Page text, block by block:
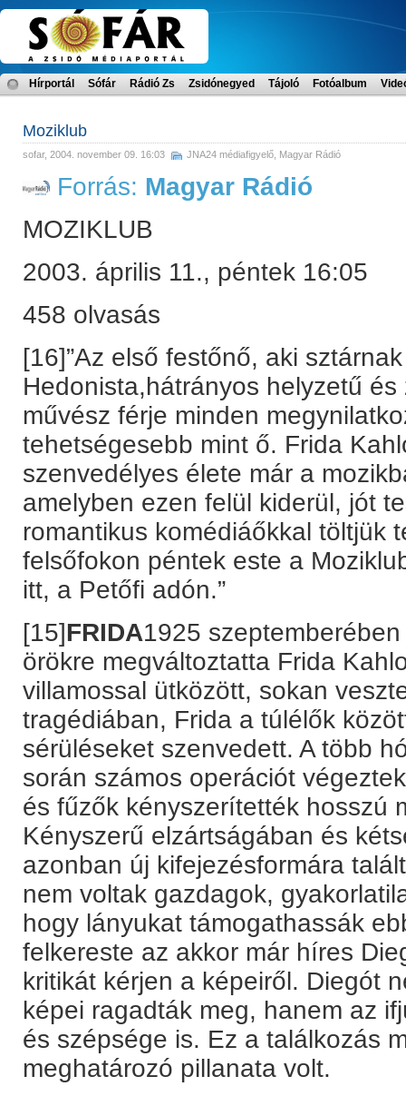
Hírportál Sófár Rádió Zs Zsidónegyed Tájoló Fotóalbum
Moziklub
sofar, 2004. november 09. 16:03 JNA24 médiafigyelő Magyar Rádió
Forrás: Magyar Rádió
MOZIKLUB
2003. április 11., péntek 16:05
458 olvasás
[16]”Az első festőnő, aki
Hedonista,hátrányos helyzetű
művész férje minden
tehetségesebb mint ő. Frida
szenvedélyes élete már a
amelyben ezen felül kiderül, jót
romantikus komédiáőkkal töltjük
felsőfokon péntek este a
itt, a Petőfi adón.”
[15]FRIDA1925
örökre megváltoztatta Frida
villamossal ütközött, sokan
tragédiában, Frida a túlélők
sérüléseket szenvedett. A több
során számos operációt
és fűzők kényszerítették hosszú
Kényszerű elzártságában és
azonban új kifejezésformára
nem voltak gazdagok,
hogy lányukat támogathassák
felkereste az akkor már híres
kritikát kérjen a képeiről. Diegót
képei ragadták meg, hanem az
és szépsége is. Ez a találkozás
meghatározó pillanata volt.